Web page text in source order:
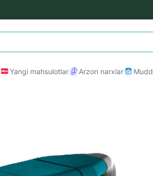
Yangi mahsulotlar Arzon narxlar